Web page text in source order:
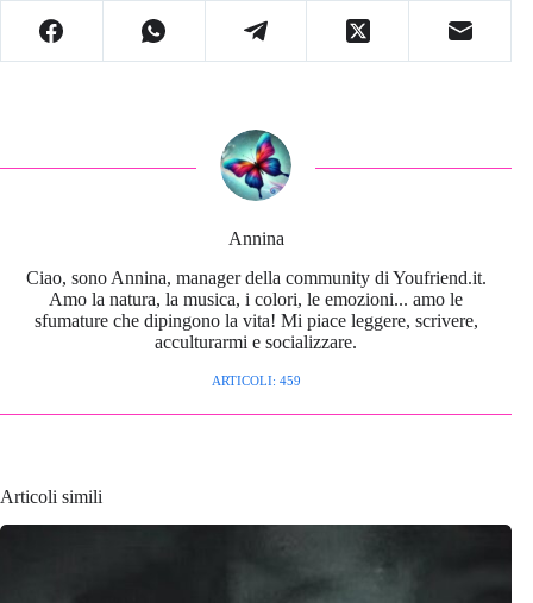
Annina
Ciao, sono Annina, manager della community di Youfriend.it.
Amo la natura, la musica, i colori, le emozioni... amo le
sfumature che dipingono la vita! Mi piace leggere, scrivere,
acculturarmi e socializzare.
ARTICOLI: 459
Articoli simili